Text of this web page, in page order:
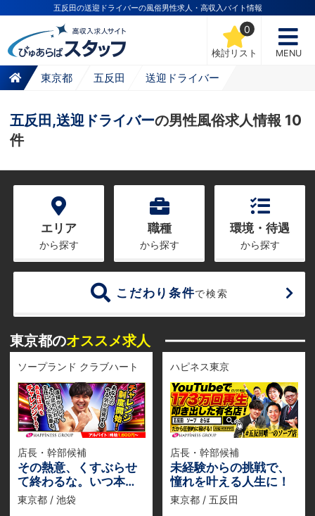
五反田の送迎ドライバーの風俗男性求人・高収入バイト情報
検討リスト
0
MENU
東京都 五反田 送迎ドライバー
五反田,送迎ドライバーの男性風俗求人情報 10
件
エリア
から探す
職種
から探す
環境・待遇
から探す
こだわり条件で検索
東京都のオススメ求人
ソープランド クラブハート
店長・幹部候補
その熱意、くすぶらせ
て終わるな。いつ本気
を出す？自分史上最高
東京都 / 池袋
ハピネス東京
店長・幹部候補
未経験からの挑戦で、
憧れを叶える人生に！
東京都 / 五反田